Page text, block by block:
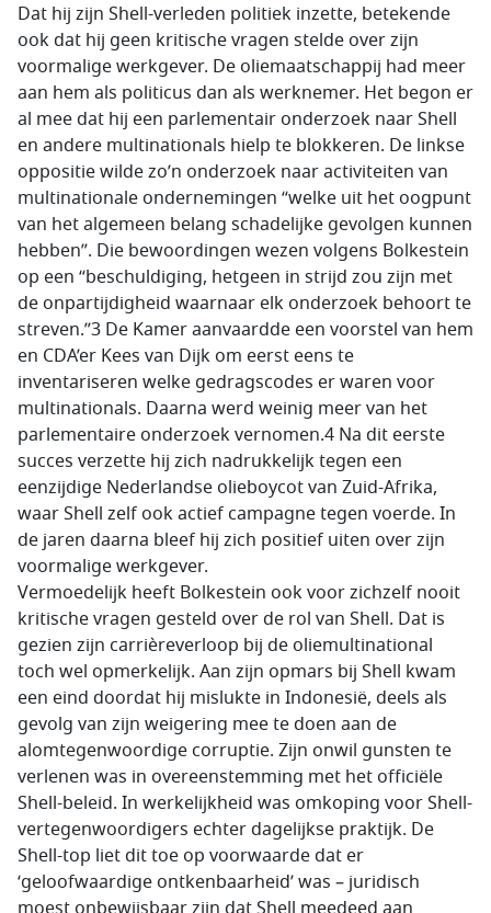
Dat hij zijn Shell-verleden politiek inzette, betekende
ook dat hij geen kritische vragen stelde over zijn
voormalige werkgever. De oliemaatschappij had meer
aan hem als politicus dan als werknemer. Het begon er
al mee dat hij een parlementair onderzoek naar Shell
en andere multinationals hielp te blokkeren. De linkse
oppositie wilde zo’n onderzoek naar activiteiten van
multinationale ondernemingen “welke uit het oogpunt
van het algemeen belang schadelijke gevolgen kunnen
hebben”. Die bewoordingen wezen volgens Bolkestein
op een “beschuldiging, hetgeen in strijd zou zijn met
de onpartijdigheid waarnaar elk onderzoek behoort te
streven.”3 De Kamer aanvaardde een voorstel van hem
en CDA’er Kees van Dijk om eerst eens te
inventariseren welke gedragscodes er waren voor
multinationals. Daarna werd weinig meer van het
parlementaire onderzoek vernomen.4 Na dit eerste
succes verzette hij zich nadrukkelijk tegen een
eenzijdige Nederlandse olieboycot van Zuid-Afrika,
waar Shell zelf ook actief campagne tegen voerde. In
de jaren daarna bleef hij zich positief uiten over zijn
voormalige werkgever.
Vermoedelijk heeft Bolkestein ook voor zichzelf nooit
kritische vragen gesteld over de rol van Shell. Dat is
gezien zijn carrièreverloop bij de oliemultinational
toch wel opmerkelijk. Aan zijn opmars bij Shell kwam
een eind doordat hij mislukte in Indonesië, deels als
gevolg van zijn weigering mee te doen aan de
alomtegenwoordige corruptie. Zijn onwil gunsten te
verlenen was in overeenstemming met het officiële
Shell-beleid. In werkelijkheid was omkoping voor Shell-
vertegenwoordigers echter dagelijkse praktijk. De
Shell-top liet dit toe op voorwaarde dat er
‘geloofwaardige ontkenbaarheid’ was – juridisch